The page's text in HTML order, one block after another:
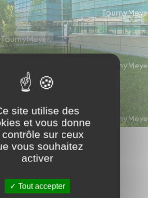
site utilise des
et vous donne
contrôle sur ceux
vous souhaitez
activer
Tout accepter